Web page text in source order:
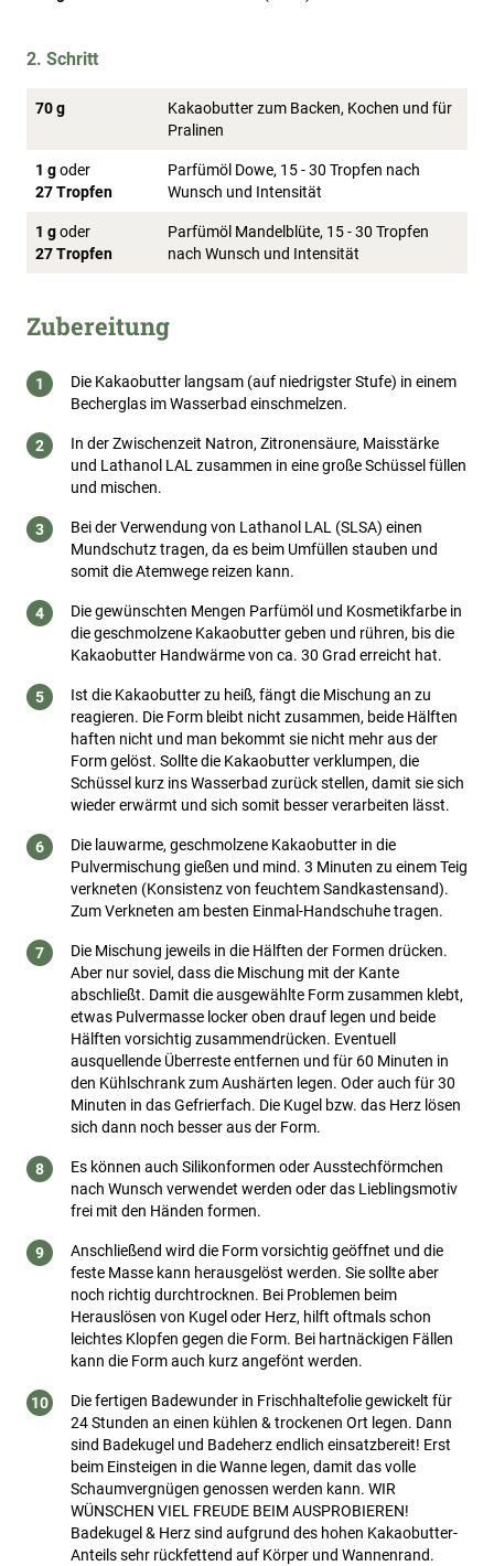
2. Schritt
70 g
Kakaobutter zum Backen, Kochen und für
Pralinen
1 goder
27 Tropfen
Parfümöl Dowe, 15 - 30 Tropfen nach
Wunsch und Intensität
1 goder
27 Tropfen
Parfümöl Mandelblüte, 15 - 30 Tropfen
nach Wunsch und Intensität
Zubereitung
Die Kakaobutter langsam (auf niedrigster Stufe) in einem
Becherglas im Wasserbad einschmelzen.
In der Zwischenzeit Natron, Zitronensäure, Maisstärke
und Lathanol LAL zusammen in eine große Schüssel füllen
und mischen.
Bei der Verwendung von Lathanol LAL (SLSA) einen
Mundschutz tragen, da es beim Umfüllen stauben und
somit die Atemwege reizen kann.
Die gewünschten Mengen Parfümöl und Kosmetikfarbe in
die geschmolzene Kakaobutter geben und rühren, bis die
Kakaobutter Handwärme von ca. 30 Grad erreicht hat.
Ist die Kakaobutter zu heiß, fängt die Mischung an zu
reagieren. Die Form bleibt nicht zusammen, beide Hälften
haften nicht und man bekommt sie nicht mehr aus der
Form gelöst. Sollte die Kakaobutter verklumpen, die
Schüssel kurz ins Wasserbad zurück stellen, damit sie sich
wieder erwärmt und sich somit besser verarbeiten lässt.
Die lauwarme, geschmolzene Kakaobutter in die
Pulvermischung gießen und mind. 3 Minuten zu einem Teig
verkneten (Konsistenz von feuchtem Sandkastensand).
Zum Verkneten am besten Einmal-Handschuhe tragen.
Die Mischung jeweils in die Hälften der Formen drücken.
Aber nur soviel, dass die Mischung mit der Kante
abschließt. Damit die ausgewählte Form zusammen klebt,
etwas Pulvermasse locker oben drauf legen und beide
Hälften vorsichtig zusammendrücken. Eventuell
ausquellende Überreste entfernen und für 60 Minuten in
den Kühlschrank zum Aushärten legen. Oder auch für 30
Minuten in das Gefrierfach. Die Kugel bzw. das Herz lösen
sich dann noch besser aus der Form.
Es können auch Silikonformen oder Ausstechförmchen
nach Wunsch verwendet werden oder das Lieblingsmotiv
frei mit den Händen formen.
Anschließend wird die Form vorsichtig geöffnet und die
feste Masse kann herausgelöst werden. Sie sollte aber
noch richtig durchtrocknen. Bei Problemen beim
Herauslösen von Kugel oder Herz, hilft oftmals schon
leichtes Klopfen gegen die Form. Bei hartnäckigen Fällen
kann die Form auch kurz angefönt werden.
Die fertigen Badewunder in Frischhaltefolie gewickelt für
24 Stunden an einen kühlen & trockenen Ort legen. Dann
sind Badekugel und Badeherz endlich einsatzbereit! Erst
beim Einsteigen in die Wanne legen, damit das volle
Schaumvergnügen genossen werden kann. WIR
WÜNSCHEN VIEL FREUDE BEIM AUSPROBIEREN!
Badekugel & Herz sind aufgrund des hohen Kakaobutter-
Anteils sehr rückfettend auf Körper und Wannenrand.